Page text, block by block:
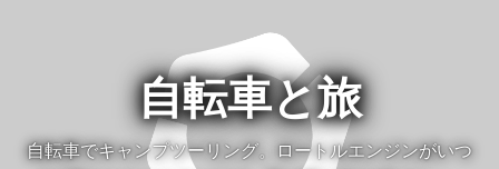
自転車と旅
自転車でキャンプツーリング。ロートルエンジンがいつ